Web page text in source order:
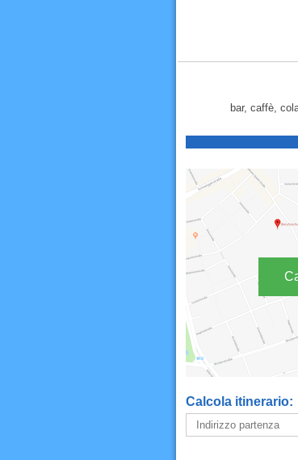
bar, caffè,
Calcola itinerario: